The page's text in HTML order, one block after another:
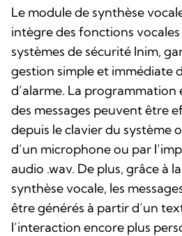
Le module de synthèse
intègre des fonctions
systèmes de sécurité Inim,
gestion simple et immédiate
d’alarme. La programmation
des messages peuvent être
depuis le clavier du système
d’un microphone ou par
audio .wav. De plus, grâce à
synthèse vocale, les
être générés à partir d’un
l’interaction encore plus